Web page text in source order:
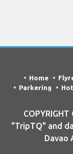
Home
Parkering
"TripTQ" and
Davao